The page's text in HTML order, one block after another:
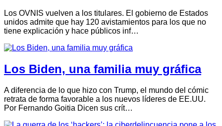
Los OVNIS vuelven a los titulares. El gobierno de Estados
unidos admite que hay 120 avistamientos para los que no
tiene explicación y hace públicos inf…
Los Biden, una familia muy gráfica
A diferencia de lo que hizo con Trump, el mundo del cómic
retrata de forma favorable a los nuevos líderes de EE.UU.
Por Fernando Goitia Dicen sus crít…